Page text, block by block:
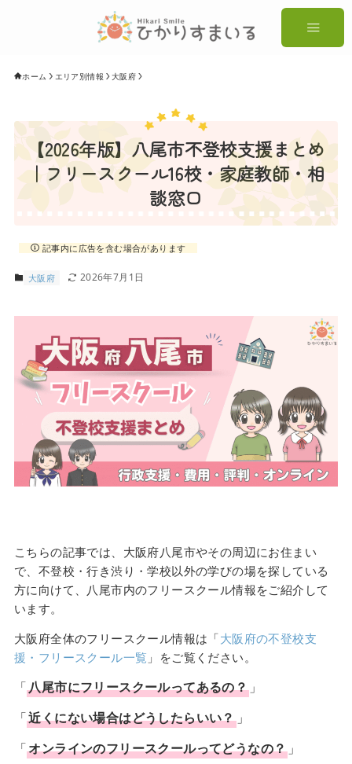
ホーム エリア別情報 大阪府
【2026年版】八尾市不登校支援まとめ
｜フリースクール16校・家庭教師・相
談窓口
記事内に広告を含む場合があります
大阪府 2026年7月1日
こちらの記事では、大阪府八尾市やその周辺にお住まい
で、不登校・行き渋り・学校以外の学びの場を探している
方に向けて、八尾市内のフリースクール情報をご紹介して
います。
大阪府全体のフリースクール情報は「大阪府の不登校支
援・フリースクール一覧 」をご覧ください。
「八尾市にフリースクールってあるの？ 」
「近くにない場合はどうしたらいい？」
「オンラインのフリースクールってどうなの？ 」